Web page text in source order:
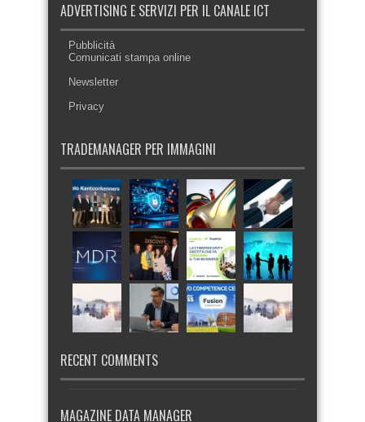
ADVERTISING E SERVIZI PER IL CANALE ICT
Pubblicità
Comunicati stampa online
Newsletter
Privacy
TRADEMANAGER PER IMMAGINI
RECENT COMMENTS
MAGAZINE DATA MANAGER